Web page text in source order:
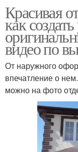
Красивая
как
видео по
От наружного
впечатление о
можно на фото